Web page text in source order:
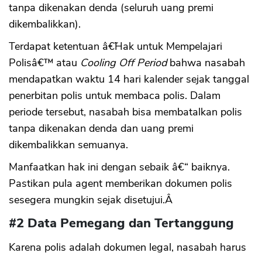
tanpa dikenakan denda (seluruh uang premi
dikembalikkan).
Terdapat ketentuan â€˜Hak untuk Mempelajari
Polisâ€™ atau Cooling Off Periodbahwa nasabah
mendapatkan waktu 14 hari kalender sejak tanggal
penerbitan polis untuk membaca polis. Dalam
periode tersebut, nasabah bisa membatalkan polis
tanpa dikenakan denda dan uang premi
dikembalikkan semuanya.
Manfaatkan hak ini dengan sebaik â€“ baiknya.
Pastikan pula agent memberikan dokumen polis
sesegera mungkin sejak disetujui.Â
#2 Data Pemegang dan Tertanggung
Karena polis adalah dokumen legal, nasabah harus